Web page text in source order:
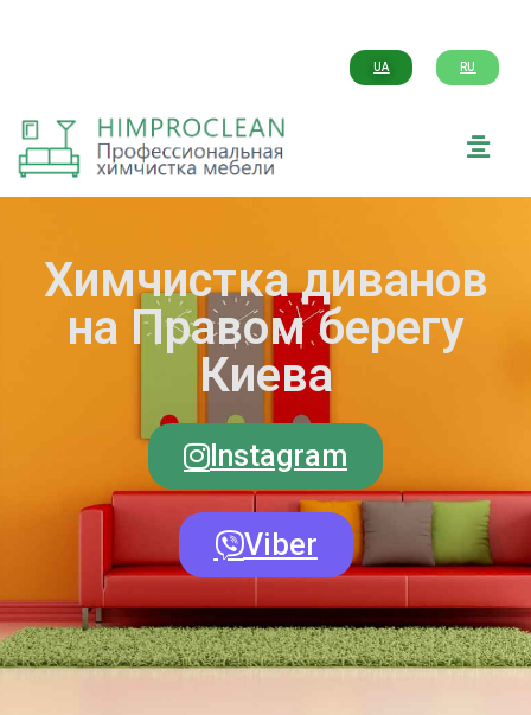
UA RU
Химчистка диванов
на Правом берегу
Киева
Instagram
Viber